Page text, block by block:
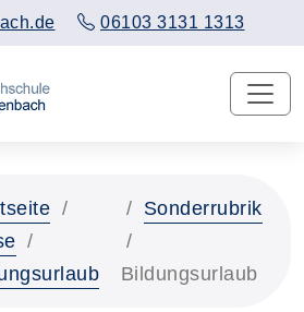
06103 3131 1313
Sonderrubrik
Bildungsurlaub